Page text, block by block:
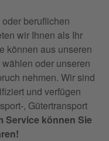
beruflichen
wir Ihnen als Ihr
können aus unseren
oder unseren
nehmen. Wir sind
und verfügen
, Gütertransport
Service können Sie